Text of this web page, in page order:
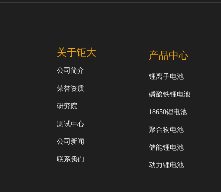
关于钜大
公司简介
荣誉资质
研究院
测试中心
公司新闻
联系我们
产品中心
锂离子电池
磷酸铁锂电池
18650锂电池
聚合物电池
储能锂电池
动力锂电池